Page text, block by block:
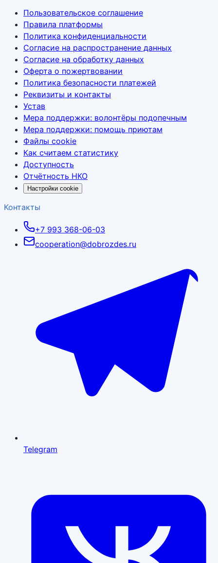
Пользовательское соглашение
Правила платформы
Политика конфиденциальности
Согласие на распространение данных
Согласие на обработку данных
Оферта о пожертвовании
Политика безопасности платежей
Реквизиты и контакты
Устав
Мера поддержки: волонтёры подопечным
Мера поддержки: помощь приютам
Файлы cookie
Как считаем статистику
Доступность
Отчётность НКО
Настройки cookie
Контакты
+7 993 368-06-03
cooperation@dobrozdes.ru
Telegram